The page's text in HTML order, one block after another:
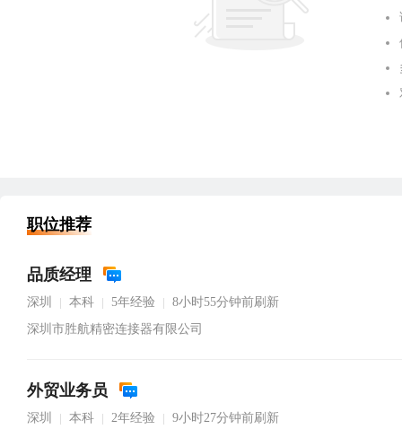
职位推荐
品质经理
深圳 本科 5年经验
8小时55分钟前刷新
深圳市胜航精密连接器有限公司
外贸业务员
深圳 本科 2年经验
9小时27分钟前刷新